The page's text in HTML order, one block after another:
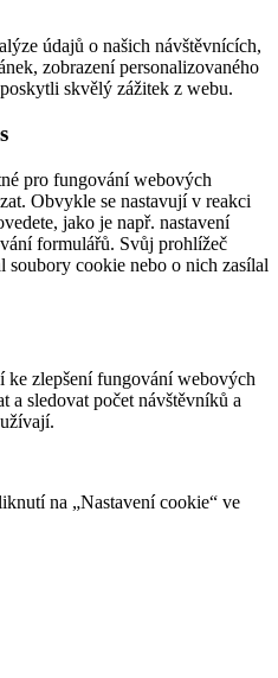
údajů o našich návštěvnících,
zobrazení personalizovaného
skvělý zážitek z webu.
pro fungování webových
Obvykle se nastavují v reakci
jako je např. nastavení
formulářů. Svůj prohlížeč
soubory cookie nebo o nich zasílal
ke zlepšení fungování webových
a sledovat počet návštěvníků a
na „Nastavení cookie“ ve